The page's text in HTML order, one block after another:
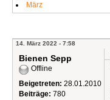
März
14. März 2022 - 7:58
Bienen Sepp
Offline
Beigetreten: 28.01.2010
Beiträge: 780